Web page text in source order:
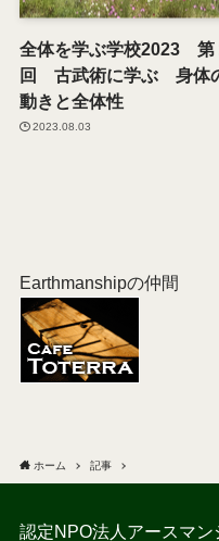
全体を学ぶ学校2023 第
回 古武術に学ぶ 身体
動きと全体性
2023.08.03
Earthmanshipの仲間
ホーム 記事
認定NPO法人アースマン